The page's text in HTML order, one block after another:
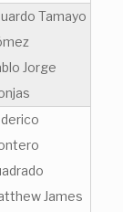
Tamayo
Jorge
James